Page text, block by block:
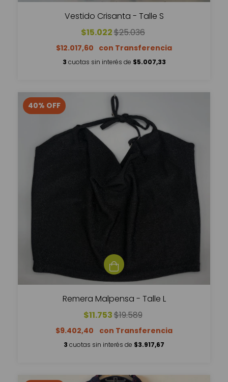
Vestido Crisanta - Talle S
$15.022$25.036
$12.017,60
3 cuotas sin interés de $5.007,33
40% OFF
Remera Malpensa - Talle L
$11.753$19.589
$9.402,40
3 cuotas sin interés de $3.917,67